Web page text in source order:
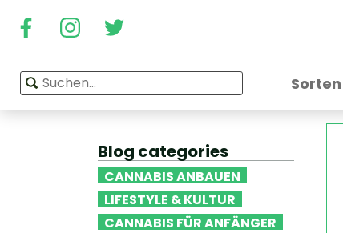
Sorten
Blog categories
CANNABIS ANBAUEN
LIFESTYLE & KULTUR
CANNABIS FÜR ANFÄNGER